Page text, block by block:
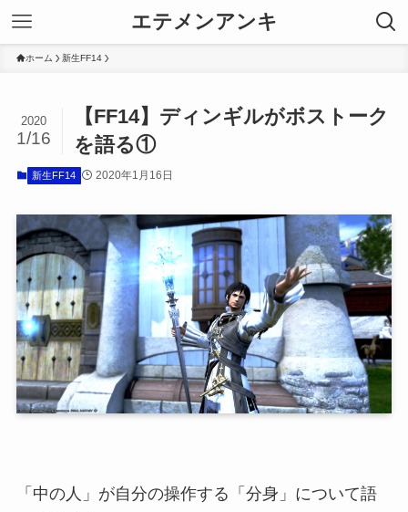
エテメンアンキ
ホーム 新生FF14
【FF14】ディンギルがボストーク
を語る①
2020
1/16
新生FF14 2020年1月16日
「中の人」が自分の操作する「分身」について語